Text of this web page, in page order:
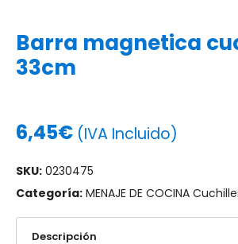
Barra magnetica
33cm
6,45€ (IVA Incluido)
SKU: 0230475
Categoría: MENAJE DE COCINA
Descripción